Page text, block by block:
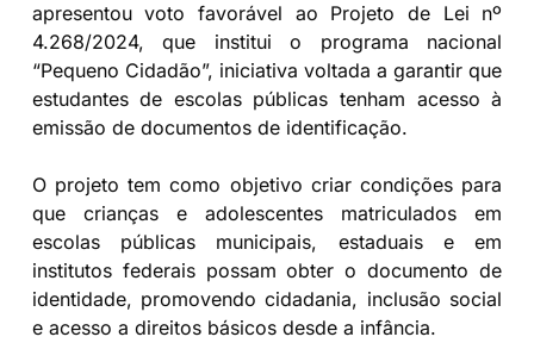
apresentou voto favorável ao Projeto de Lei nº
4.268/2024, que institui o programa nacional
“Pequeno Cidadão”, iniciativa voltada a garantir que
estudantes de escolas públicas tenham acesso à
emissão de documentos de identificação.
O projeto tem como objetivo criar condições para
que crianças e adolescentes matriculados em
escolas públicas municipais, estaduais e em
institutos federais possam obter o documento de
identidade, promovendo cidadania, inclusão social
e acesso a direitos básicos desde a infância.